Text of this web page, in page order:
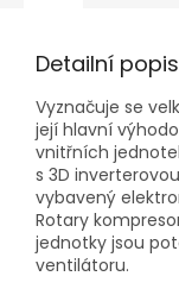
Detailní
Vyznačuje se
její hlavní
vnitřních
s 3D
vybavený
Rotary
jednotky jsou
ventilátoru.